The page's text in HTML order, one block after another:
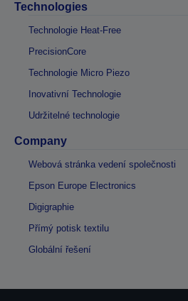
Technologies
Technologie Heat-Free
PrecisionCore
Technologie Micro Piezo
Inovativní Technologie
Udržitelné technologie
Company
Webová stránka vedení společnosti
Epson Europe Electronics
Digigraphie
Přímý potisk textilu
Globální řešení